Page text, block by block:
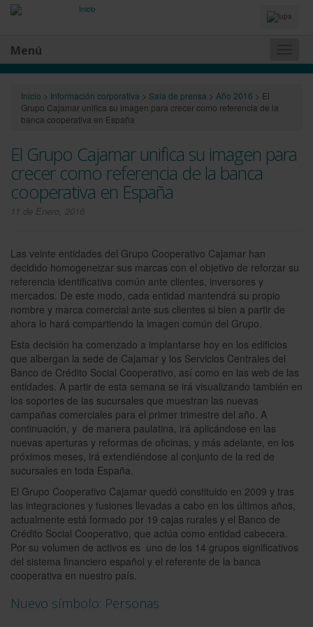
Idiomas
y
Menú
Inicio > Información corporativa > Sala de prensa > Año 2016 > El
Grupo Cajamar unifica su imagen para crecer como referencia de la
banca cooperativa en España
El Grupo Cajamar unifica su imagen para
crecer como referencia de la banca
cooperativa en España
11 de Enero, 2016
Las veinte entidades del Grupo Cooperativo Cajamar han
decidido homogeneizar sus marcas con el objetivo de reforzar su
referencia identificativa común ante clientes, inversores y
mercados. De este modo, cada entidad mantendrá su propio
nombre y marca comercial ante sus clientes si bien a partir de
ahora lo hará compartiendo la imagen común del Grupo.
Esta decisión ha comenzado a implantarse hoy en los edificios
que albergan la sede de Cajamar y los Servicios Centrales del
Banco de Crédito Social Cooperativo, así como en las web de las
entidades. A partir de esta semana se irá visualizando también en
los soportes de las sucursales que muestran las nuevas
campañas comerciales para el primer trimestre del año. A
continuación, y de manera paulatina, irá aplicándose en las
nuevas aperturas y reformas de oficinas, y más adelante, en los
próximos meses, irá extendiéndose al conjunto de la red de
sucursales en toda España.
El Grupo Cooperativo Cajamar quedó constituido en 2009 y tras
las integraciones y fusiones llevadas a cabo en los últimos años,
actualmente está formado por 19 cajas rurales y el Banco de
Crédito Social Cooperativo, que actúa como entidad cabecera.
Por su volumen de activos es uno de los 14 grupos significativos
del sistema financiero español y el referente de la banca
cooperativa en nuestro país.
Nuevo símbolo: Personas